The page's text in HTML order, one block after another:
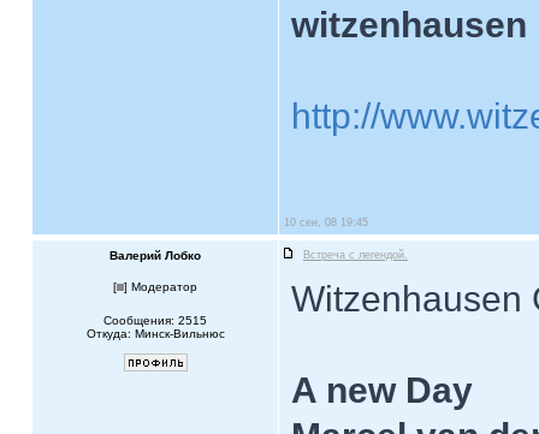
witzenhausen
http://
10 сен, 08 19:45
Валерий Лобко Встреча с легендой.
[ ] Модератор
Сообщения: 2515
Откуда: Минск-Вильнюс
Witzenhausen
A new Day